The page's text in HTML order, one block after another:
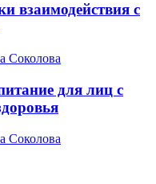
взаимодействия с
Соколова
для лиц с
Соколова